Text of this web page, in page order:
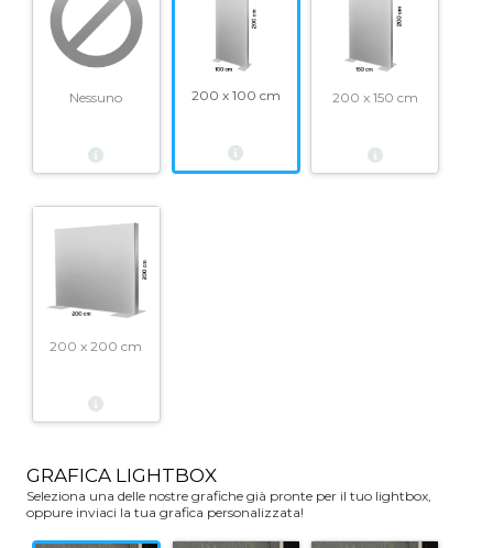
Nessuno 200 x 100 cm 200 x 150 cm
200 x 200 cm
GRAFICA LIGHTBOX
Seleziona una delle nostre grafiche già pronte per il tuo lightbox,
oppure inviaci la tua grafica personalizzata!